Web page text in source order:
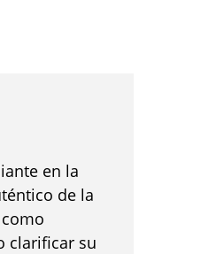
en la
de la
clarificar su